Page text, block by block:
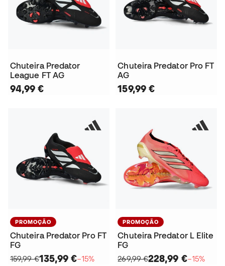
Chuteira Predator
League FT AG
94,99 €
Chuteira Predator Pro FT
AG
159,99 €
PROMOÇÃO
Chuteira Predator Pro FT
FG
159,99 €135,99 €−15%
PROMOÇÃO
Chuteira Predator L Elite
FG
269,99 €228,99 €−15%